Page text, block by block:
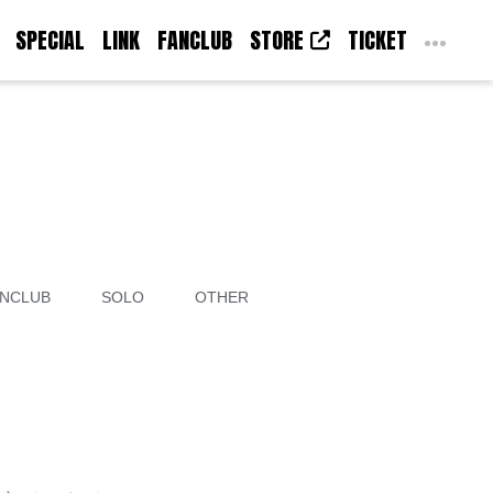
SPECIAL LINK FANCLUB STORE TICKET
SOLO OTHER